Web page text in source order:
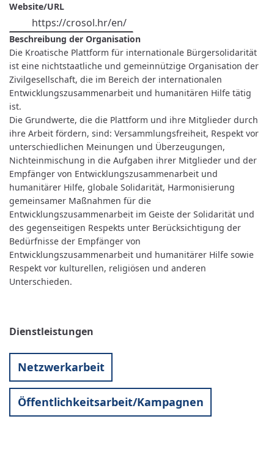
Website/URL
https://crosol.hr/en/
Beschreibung der Organisation
Die Kroatische Plattform für internationale Bürgersolidarität
ist eine nichtstaatliche und gemeinnützige Organisation der
Zivilgesellschaft, die im Bereich der internationalen
Entwicklungszusammenarbeit und humanitären Hilfe tätig
ist.
Die Grundwerte, die die Plattform und ihre Mitglieder durch
ihre Arbeit fördern, sind: Versammlungsfreiheit, Respekt vor
unterschiedlichen Meinungen und Überzeugungen,
Nichteinmischung in die Aufgaben ihrer Mitglieder und der
Empfänger von Entwicklungszusammenarbeit und
humanitärer Hilfe, globale Solidarität, Harmonisierung
gemeinsamer Maßnahmen für die
Entwicklungszusammenarbeit im Geiste der Solidarität und
des gegenseitigen Respekts unter Berücksichtigung der
Bedürfnisse der Empfänger von
Entwicklungszusammenarbeit und humanitärer Hilfe sowie
Respekt vor kulturellen, religiösen und anderen
Unterschieden.
Dienstleistungen
Netzwerkarbeit
Öffentlichkeitsarbeit/Kampagnen